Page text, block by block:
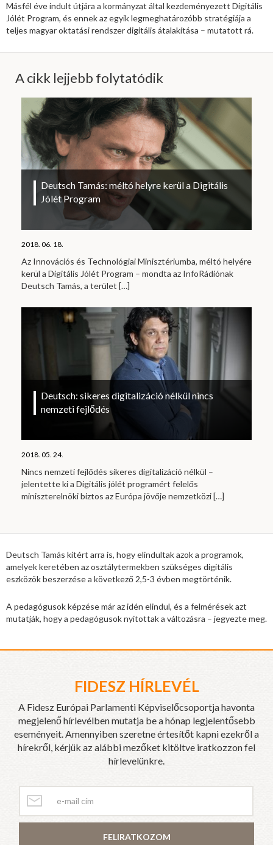
Másfél éve indult útjára a kormányzat által kezdeményezett Digitális
Jólét Program, és ennek az egyik legmeghatározóbb stratégiája a
teljes magyar oktatási rendszer digitális átalakítása – mutatott rá.
A cikk lejjebb folytatódik
Deutsch Tamás: méltó helyre kerül a Digitális
Jólét Program
2018. 06. 18.
Az Innovációs és Technológiai Minisztériumba, méltó helyére
kerül a Digitális Jólét Program – mondta az InfoRádiónak
Deutsch Tamás, a terület […]
Deutsch: sikeres digitalizáció nélkül nincs
nemzeti fejlődés
2018. 05. 24.
Nincs nemzeti fejlődés sikeres digitalizáció nélkül –
jelentette ki a Digitális jólét programért felelős
miniszterelnöki biztos az Európa jövője nemzetközi[…]
Deutsch Tamás kitért arra is, hogy elindultak azok a programok,
amelyek keretében az osztálytermekben szükséges digitális
eszközök beszerzése a következő 2,5-3 évben megtörténik.
A pedagógusok képzése már az idén elindul, és a felmérések azt
mutatják, hogy a pedagógusok nyitottak a változásra – jegyezte meg.
FIDESZ HÍRLEVÉL
A Fidesz Európai Parlamenti Képviselőcsoportja havonta
megjelenő hírlevélben mutatja be a hónap legjelentősebb
eseményeit. Amennyiben szeretne értesítőt kapni ezekről a
hírekről, kérjük az alábbi mezőket kitöltve iratkozzon fel
hírlevelünkre.
FELIRATKOZOM